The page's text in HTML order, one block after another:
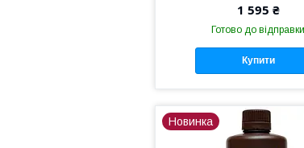
1 595 ₴
Готово до відправки
Купити
Новинка